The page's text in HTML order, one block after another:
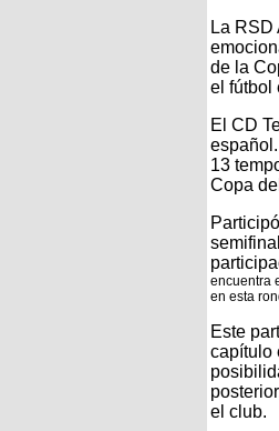
La RSD
de la
el fútbol
El CD
13
Copa
encuentra
en esta
Este
capítulo
el club.